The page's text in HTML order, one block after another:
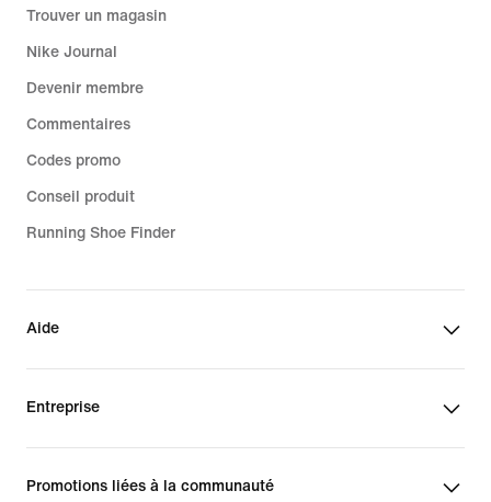
Trouver un magasin
Nike Journal
Devenir membre
Commentaires
Codes promo
Conseil produit
Running Shoe Finder
Aide
Entreprise
Promotions liées à la communauté